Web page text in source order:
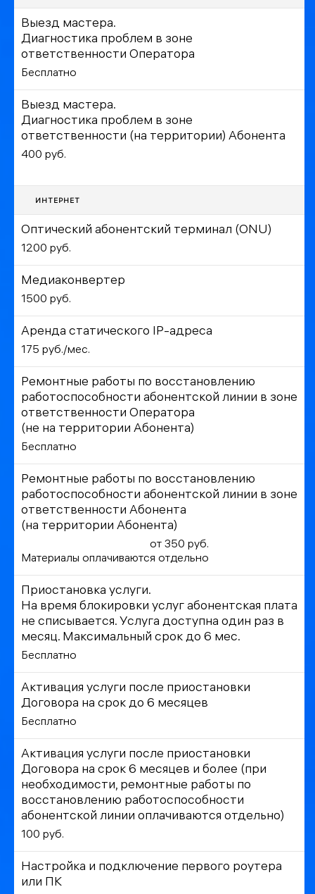
Выезд мастера.
Диагностика проблем в зоне
ответственности Оператора
Бесплатно
Выезд мастера.
Диагностика проблем в зоне
ответственности (на территории) Абонента
400 руб.
ИНТЕРНЕТ
Оптический абонентский терминал (ONU)
1200 руб.
Медиаконвертер
1500 руб.
Аренда статического IP-адреса
175 руб./мес.
Ремонтные работы по восстановлению
работоспособности абонентской линии в зоне
ответственности Оператора
(не на территории Абонента)
Бесплатно
Ремонтные работы по восстановлению
работоспособности абонентской линии в зоне
ответственности Абонента
(на территории Абонента)
от 350 руб.
Материалы оплачиваются отдельно
Приостановка услуги.
На время блокировки услуг абонентская плата
не списывается. Услуга доступна один раз в
месяц. Максимальный срок до 6 мес.
Бесплатно
Активация услуги после приостановки
Договора на срок до 6 месяцев
Бесплатно
Активация услуги после приостановки
Договора на срок 6 месяцев и более (при
необходимости, ремонтные работы по
восстановлению работоспособности
абонентской линии оплачиваются отдельно)
100 руб.
Настройка и подключение первого роутера
или ПК